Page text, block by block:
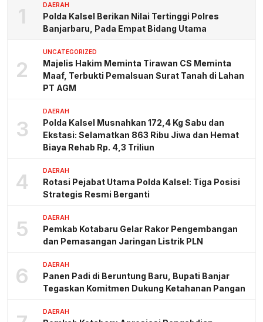
1 DAERAH
Polda Kalsel Berikan Nilai Tertinggi Polres
Banjarbaru, Pada Empat Bidang Utama
2
UNCATEGORIZED
Majelis Hakim Meminta Tirawan CS Meminta
Maaf, Terbukti Pemalsuan Surat Tanah di Lahan
PT AGM
3
DAERAH
Polda Kalsel Musnahkan 172,4 Kg Sabu dan
Ekstasi: Selamatkan 863 Ribu Jiwa dan Hemat
Biaya Rehab Rp. 4,3 Triliun
4 DAERAH
Rotasi Pejabat Utama Polda Kalsel: Tiga Posisi
Strategis Resmi Berganti
5 DAERAH
Pemkab Kotabaru Gelar Rakor Pengembangan
dan Pemasangan Jaringan Listrik PLN
6 DAERAH
Panen Padi di Beruntung Baru, Bupati Banjar
Tegaskan Komitmen Dukung Ketahanan Pangan
DAERAH